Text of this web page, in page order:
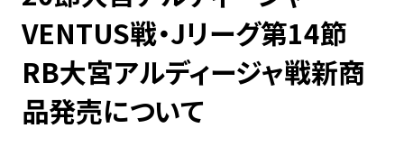
VENTUS戦・Jリーグ第14節
RB大宮アルディージャ戦新商
品発売について